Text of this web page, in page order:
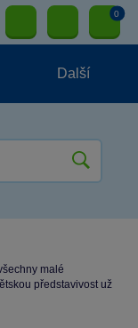
0
Další
malé
představivost už